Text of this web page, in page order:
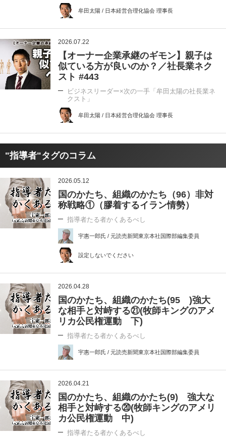
牟田太陽 / 日本経営合理化協会 理事長
2026.07.22
【オーナー企業承継のギモン】親子は
似ている方が良いのか？／社長業ネク
スト #443
ビジネスリーダー×次の一手「牟田太陽の社長業ネ
クスト」
牟田太陽 / 日本経営合理化協会 理事長
"指導者"タグのコラム
2026.05.12
国のかたち、組織のかたち（96）非対
称戦略①（膠着するイラン情勢）
指導者たる者かくあるべし
宇惠一郎氏 / 元読売新聞東京本社国際部編集委員
設定しないでください
2026.04.28
国のかたち、組織のかたち(95 )強大
な相手と対峙する㉑(牧師キングのアメ
リカ公民権運動 下)
指導者たる者かくあるべし
宇惠一郎氏 / 元読売新聞東京本社国際部編集委員
2026.04.21
国のかたち、組織のかたち(9) 強大な
相手と対峙する⑳(牧師キングのアメリ
カ公民権運動 中)
指導者たる者かくあるべし